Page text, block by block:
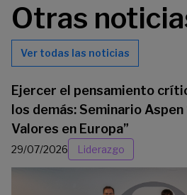
Otras
Ver todas las noticias
Ejercer el pensamiento
los demás: Seminario
Valores en Europa”
29/07/2026 Liderazgo